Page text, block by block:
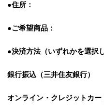
●住所：
●ご希望商品：
●決済方法（いずれかを選択
銀行振込（三井住友銀行）
オンライン・クレジットカー